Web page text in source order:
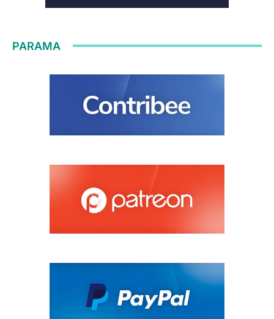
PARAMA